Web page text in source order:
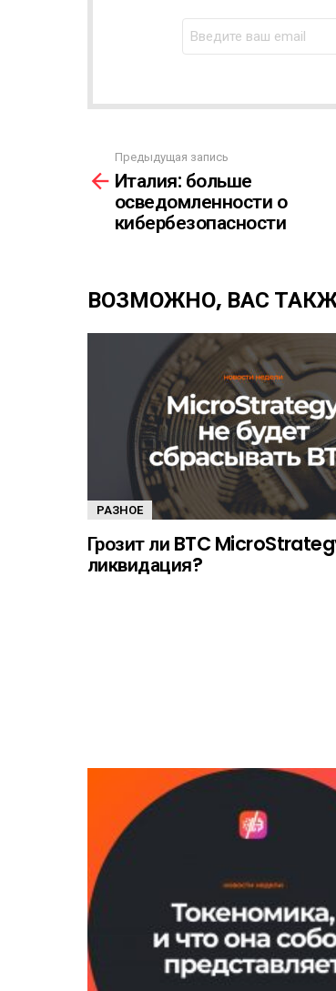
Я
С
С
Ы
Л
К
м
ь
щ
Предыдущая запись
Италия: больше
осведомленности о
кибербезопасности
ВОЗМОЖНО, ВАС
РАЗНОЕ
Грозит ли BTC
ликвидация?